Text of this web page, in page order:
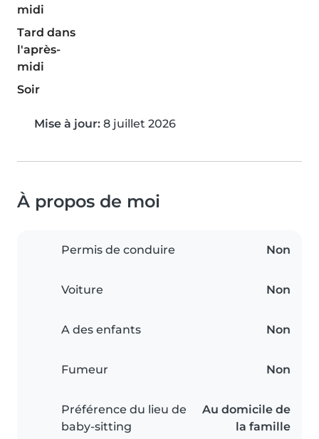
midi
Tard dans
l'après-
midi
Soir
Mise à jour: 8 juillet 2026
À propos de moi
Permis de conduire Non
Voiture Non
A des enfants Non
Fumeur Non
Préférence du lieu de
baby-sitting
Au domicile de
la famille